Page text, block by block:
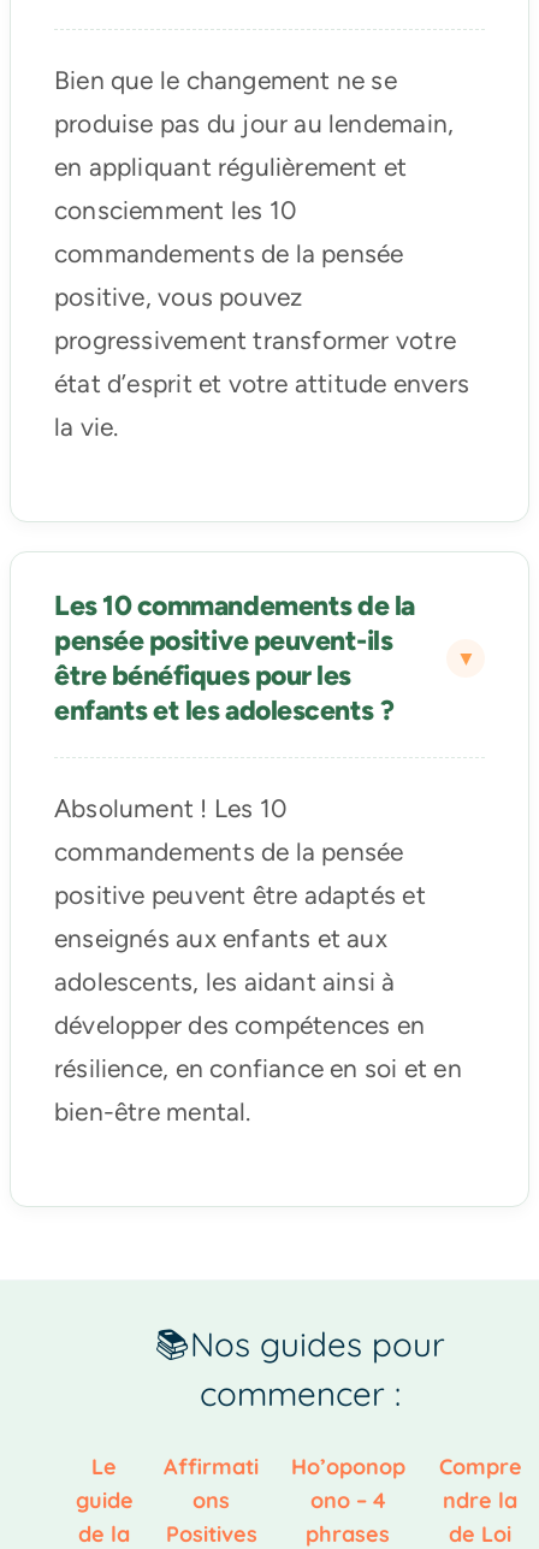
Bien que le changement ne se
produise pas du jour au lendemain,
en appliquant régulièrement et
consciemment les 10
commandements de la pensée
positive, vous pouvez
progressivement transformer votre
état d’esprit et votre attitude envers
la vie.
Les 10 commandements de la
pensée positive peuvent-ils
être bénéfiques pour les
enfants et les adolescents ?
Absolument ! Les 10
commandements de la pensée
positive peuvent être adaptés et
enseignés aux enfants et aux
adolescents, les aidant ainsi à
développer des compétences en
résilience, en confiance en soi et en
bien-être mental.
📚Nos guides pour
commencer :
Le
guide
de la
Affirmati
ons
Positives
Ho’oponop
ono – 4
phrases
Compre
ndre la
de Loi